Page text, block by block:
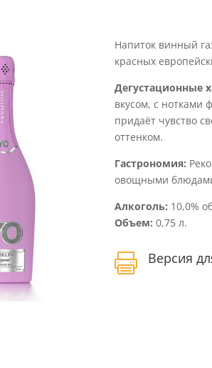
Напиток винный
красных
Дегустационные
вкусом, с нотками
придаёт чувство
оттенком.
Гастрономия:
овощными
Алкоголь: 10,0%
Объем: 0,75 л.
 Версия